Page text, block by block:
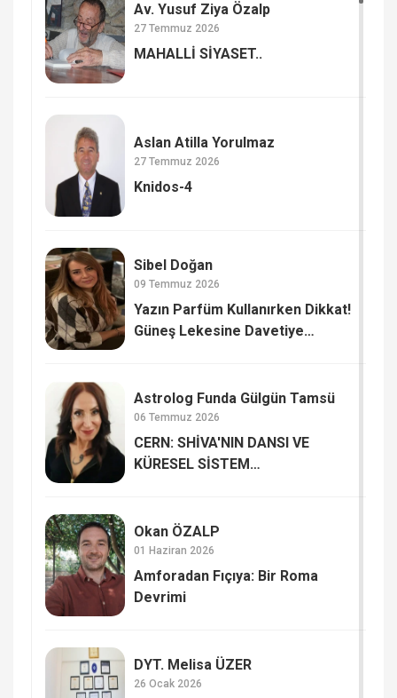
Av. Yusuf Ziya Özalp
27 Temmuz 2026
MAHALLİ SİYASET..
Aslan Atilla Yorulmaz
27 Temmuz 2026
Knidos-4
Sibel Doğan
09 Temmuz 2026
Yazın Parfüm Kullanırken Dikkat!
Güneş Lekesine Davetiye
Astrolog Funda Gülgün Tamsü
06 Temmuz 2026
CERN: SHİVA'NIN DANSI VE
KÜRESEL SİSTEM
Okan ÖZALP
01 Haziran 2026
Amforadan Fıçıya: Bir Roma
Devrimi
DYT. Melisa ÜZER
26 Ocak 2026